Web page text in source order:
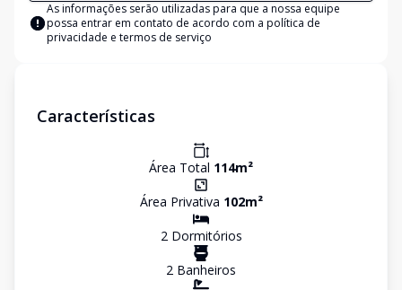
As informações serão utilizadas para que a nossa equipe
possa entrar em contato de acordo com a política de
privacidade e termos de serviço
Características
Área Total 114m²
Área Privativa 102m²
2Dormitórios
2 Banheiros